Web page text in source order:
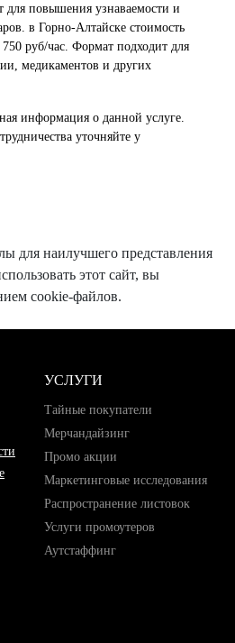
повышения узнаваемости и
в Горно-Алтайске стоимость
750 руб/час. Формат подходит для
медикаментов и других
информация о данной услуге.
уточняйте у
для наилучшего представления
этот сайт, вы
cookie-файлов.
УСЛУГИ
Тайные покупатели
Мерчандайзинг
Промо акции
Маркетинговые исследования
Распространение листовок
Услуги промоутеров
Аутстаффинг